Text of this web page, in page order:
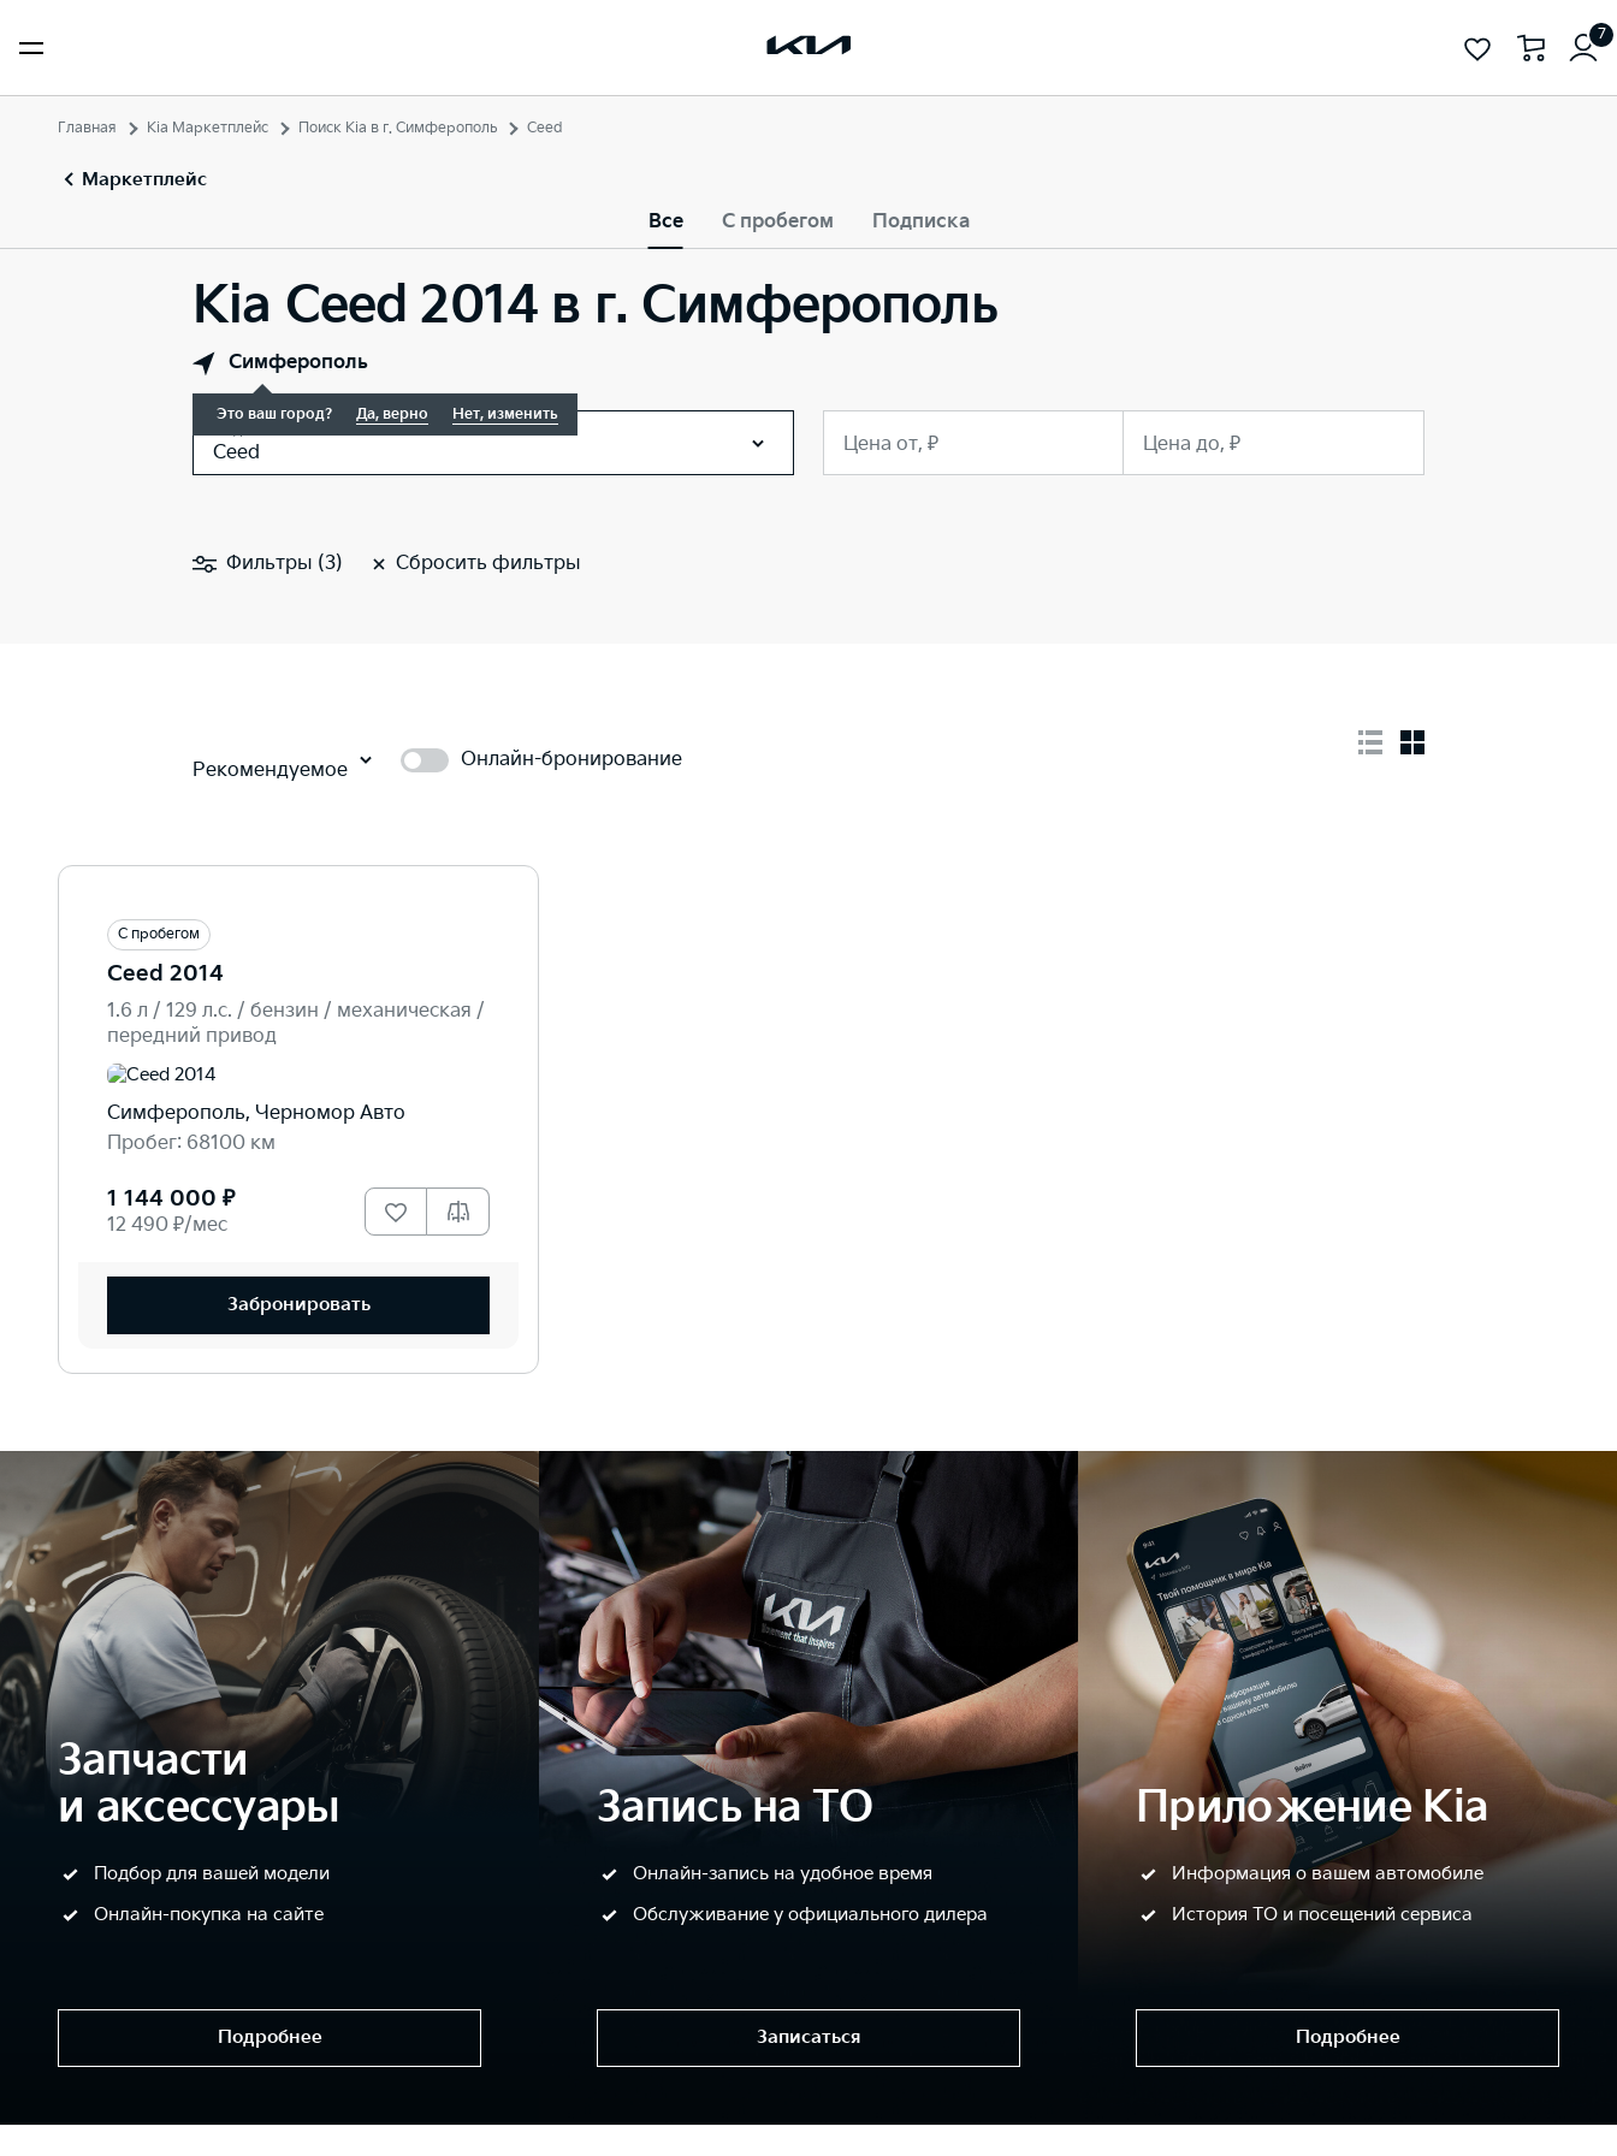
7
Главная Kia Маркетплейс Поиск Kia в г. Симферополь Ceed
Маркетплейс
Все
С пробегом Подписка
Kia Ceed 2014 в г. Симферополь
Симферополь
Это ваш город? Да, верно
Нет, изменить
Ceed Цена от, ₽ Цена до, ₽
Фильтры (3) Сбросить фильтры
Рекомендуемое Онлайн-бронирование
С пробегом
Ceed 2014
1.6 л / 129 л.c. / бензин / механическая /
передний привод
Симферополь, Черномор Авто
Пробег: 68100 км
1 144 000 ₽
12 490 ₽/мес
Забронировать
Запчасти
и аксессуары
Подбор для вашей модели
Онлайн-покупка на сайте
Подробнее
Запись на ТО
Онлайн-запись на удобное время
Обслуживание у официального дилера
Записаться
Приложение Kia
Информация о вашем автомобиле
История ТО и посещений сервиса
Подробнее